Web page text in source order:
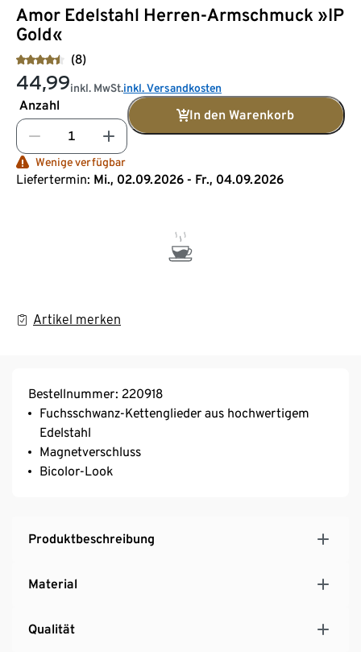
Amor Edelstahl Herren-Armschmuck »IP
Gold«
(8)
44,99inkl. MwSt.inkl. Versandkosten
Anzahl
In den Warenkorb
Wenige verfügbar
Liefertermin: Mi., 02.09.2026 - Fr., 04.09.2026
Artikel merken
Bestellnummer: 220918
Fuchsschwanz-Kettenglieder aus hochwertigem
Edelstahl
Magnetverschluss
Bicolor-Look
Produktbeschreibung
Material
Qualität